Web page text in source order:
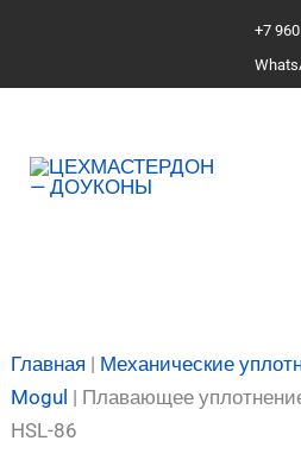
содержимому
+7
Главная | Механические
Mogul | Плавающее
HSL-86
Плавающее
Goetze